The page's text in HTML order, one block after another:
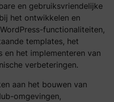
en gebruiksvriendelijke
het ontwikkelen en
functionaliteiten,
templates, het
en het implementeren van
verbeteringen.
aan het bouwen van
omgevingen,